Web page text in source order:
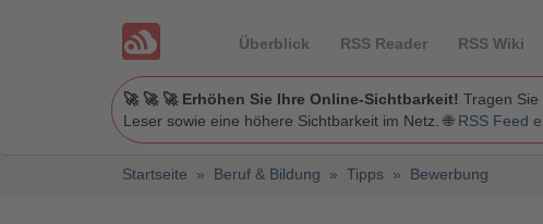
Überblick RSS Reader RSS Wiki
🚀 🚀 🚀 Erhöhen Sie Ihre Online-Sichtbarkeit! Tragen
Leser sowie eine höhere Sichtbarkeit im Netz. 🌐 RSS Feed
Startseite » Beruf & Bildung » Tipps » Bewerbung